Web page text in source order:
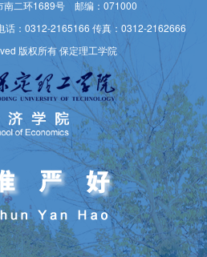
南二环1689号 邮编：071000
话：0312-2165166 传真：0312-2162666
版权所有 保定理工学院